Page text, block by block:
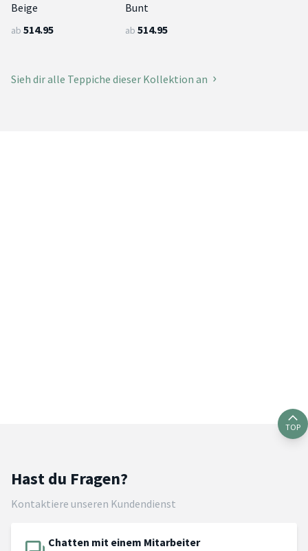
Beige
ab 514.95
Bunt
ab 514.95
Sieh dir alle Teppiche dieser Kollektion an
TOP
Hast du Fragen?
Kontaktiere unseren Kundendienst
Chatten mit einem Mitarbeiter